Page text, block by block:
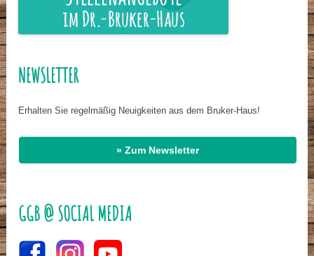
NEWSLETTER
Erhalten Sie regelmäßig Neuigkeiten aus dem Bruker-Haus!
» Zum Newsletter
GGB @ SOCIAL MEDIA